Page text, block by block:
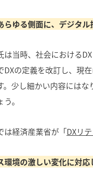
らゆる側面に、デジタ
は当時、社会における
DXの定義を改訂し、現
。少し細かい内容には
。
は経済産業省が「DXリ
環境の激しい変化に対